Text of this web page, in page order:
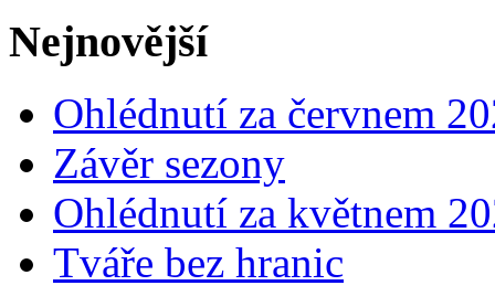
Nejnovější
Ohlédnutí za červnem
Závěr sezony
Ohlédnutí za květnem
Tváře bez hranic